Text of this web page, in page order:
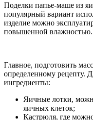
Поделки папье-маше из
популярный вариант
изделие можно
повышенной влажностью.
Главное, подготовить
определенному рецепту.
ингредиенты:
Яичные лотки,
яичных клеток;
Кастрюля, где